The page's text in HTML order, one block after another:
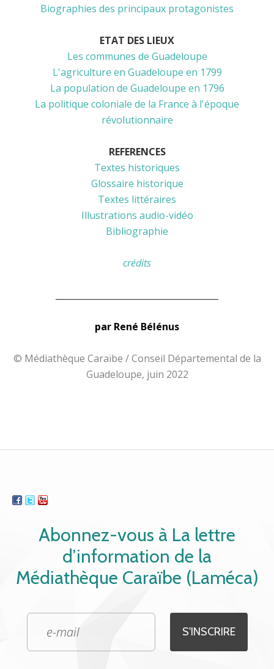
Biographies des principaux protagonistes
ETAT DES LIEUX
Les communes de Guadeloupe
L'agriculture en Guadeloupe en 1799
La population de Guadeloupe en 1796
La politique coloniale de la France à l'époque
révolutionnaire
REFERENCES
Textes historiques
Glossaire historique
Textes littéraires
Illustrations audio-vidéo
Bibliographie
crédits
par René Bélénus
© Médiathèque Caraïbe / Conseil Départemental de la
Guadeloupe, juin 2022
Abonnez-vous à La lettre
d’information de la
Médiathèque Caraïbe (Laméca)